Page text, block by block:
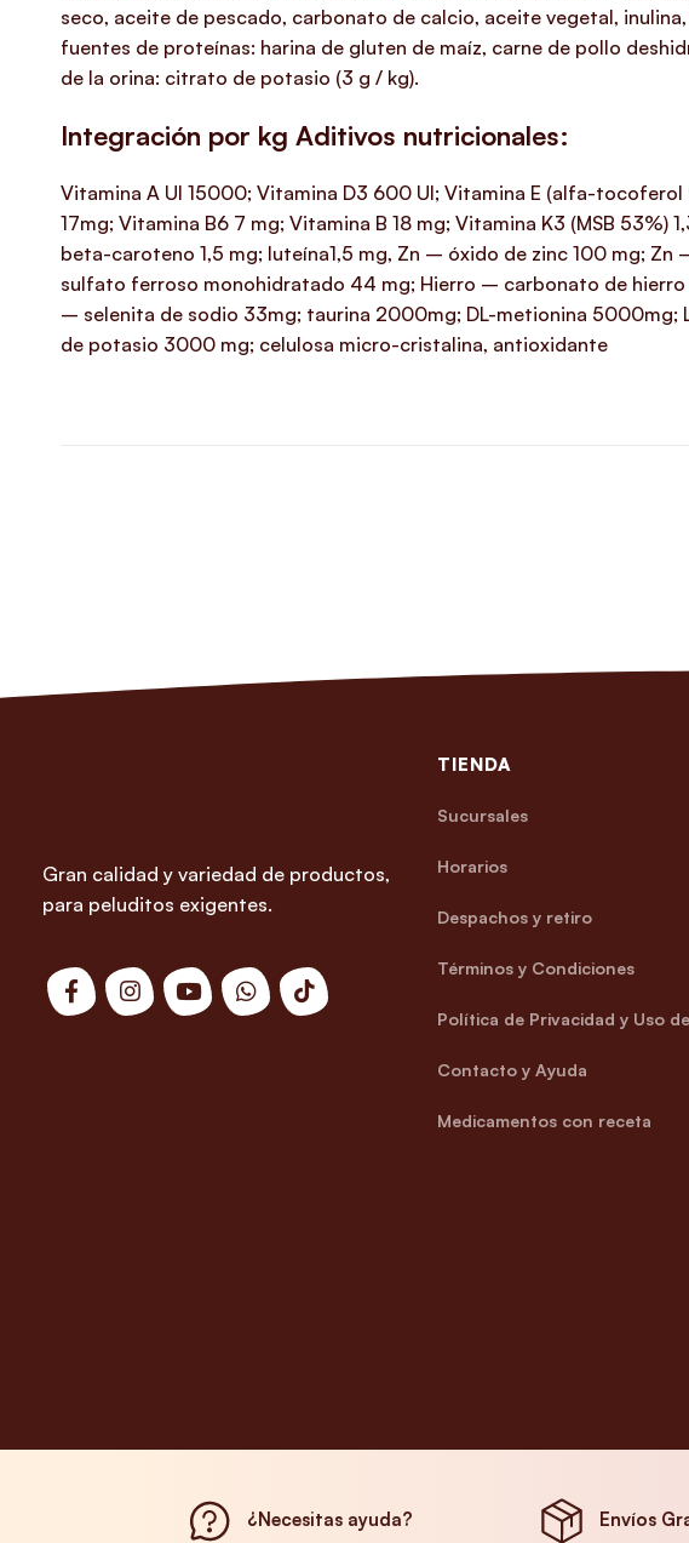
seco, aceite de pescado, carbonato de calcio, aceite vegetal,
fuentes de proteínas: harina de gluten de maíz, carne de pollo
de la orina: citrato de potasio (3 g / kg).
Integración por kg Aditivos nutricionales:
Vitamina A UI 15000; Vitamina D3 600 UI; Vitamina E (alfa-
17mg; Vitamina B6 7 mg; Vitamina B 18 mg; Vitamina K3 (MSB
beta-caroteno 1,5 mg; luteína1,5 mg, Zn – óxido de zinc 100 mg;
sulfato ferroso monohidratado 44 mg; Hierro – carbonato de
– selenita de sodio 33mg; taurina 2000mg; DL-metionina
de potasio 3000 mg; celulosa micro-cristalina, antioxidante
Gran calidad y variedad de productos,
para peluditos exigentes.
TIENDA
Sucursales
Horarios
Despachos y retiro
Términos y Condiciones
Política de Privacidad y Uso
Contacto y Ayuda
Medicamentos con receta
¿Necesitas ayuda? Envíos